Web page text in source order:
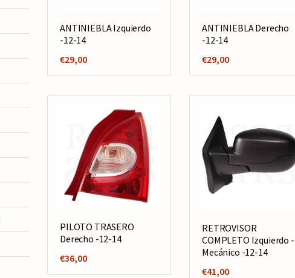
ANTINIEBLA Izquierdo
-12-14
€29,00
ANTINIEBLA Derecho
-12-14
€29,00
PILOTO TRASERO
Derecho -12-14
€36,00
RETROVISOR
COMPLETO Izquierdo -
Mecánico -12-14
€41,00